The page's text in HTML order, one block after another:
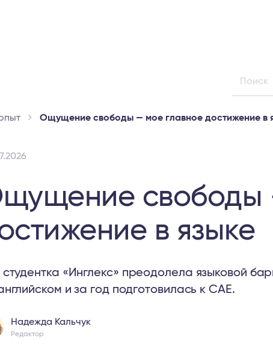
Ощущение свободы — мое главное достижение в
свободы
в языке
студентка « Инглекс» преодолела языковой
и за год подготовилась к CAE.
Надежда Кальчук
Редактор